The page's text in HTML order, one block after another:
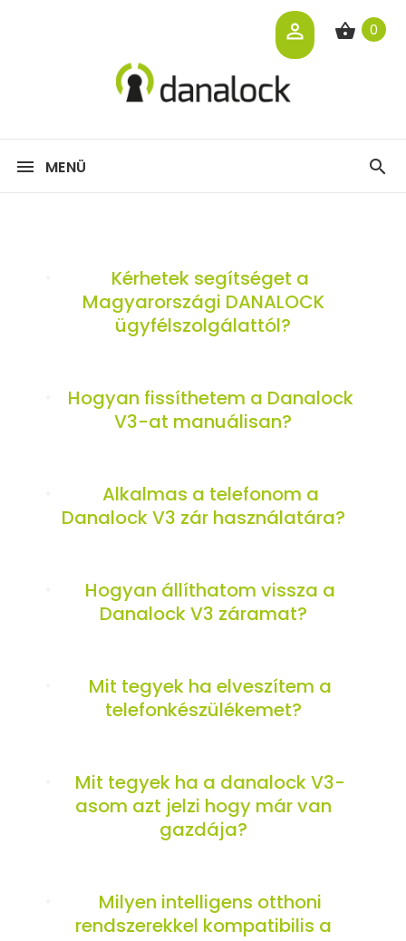
0
MENÜ
Kérhetek segítséget a
Magyarországi DANALOCK
ügyfélszolgálattól?
Hogyan fissíthetem a Danalock
V3-at manuálisan?
Alkalmas a telefonom a
Danalock V3 zár használatára?
Hogyan állíthatom vissza a
Danalock V3 záramat?
Mit tegyek ha elveszítem a
telefonkészülékemet?
Mit tegyek ha a danalock V3-
asom azt jelzi hogy már van
gazdája?
Milyen intelligens otthoni
rendszerekkel kompatibilis a